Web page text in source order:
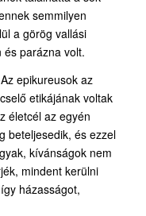
semmilyen
a görög vallási
parázna volt.
Az epikureusok az
etikájának voltak
életcél az egyén
beteljesedik, és ezzel
kívánságok nem
mindent kerülni
házasságot,